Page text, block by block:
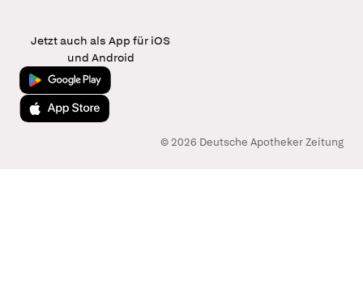
Jetzt auch als App für iOS
und Android
Jetzt bei Google Play
Laden im App Store
© 2026 Deutsche Apotheker Zeitung